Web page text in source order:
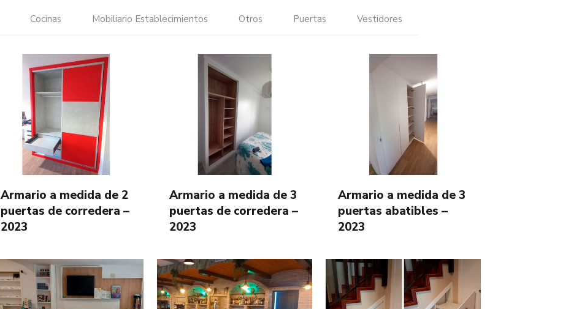
Cocinas Mobiliario Establecimientos Otros Puertas Vestidores
Armario a medida de 2
puertas de corredera –
2023
Armario a medida de 3
puertas de corredera –
2023
Armario a medida de 3
puertas abatibles –
2023